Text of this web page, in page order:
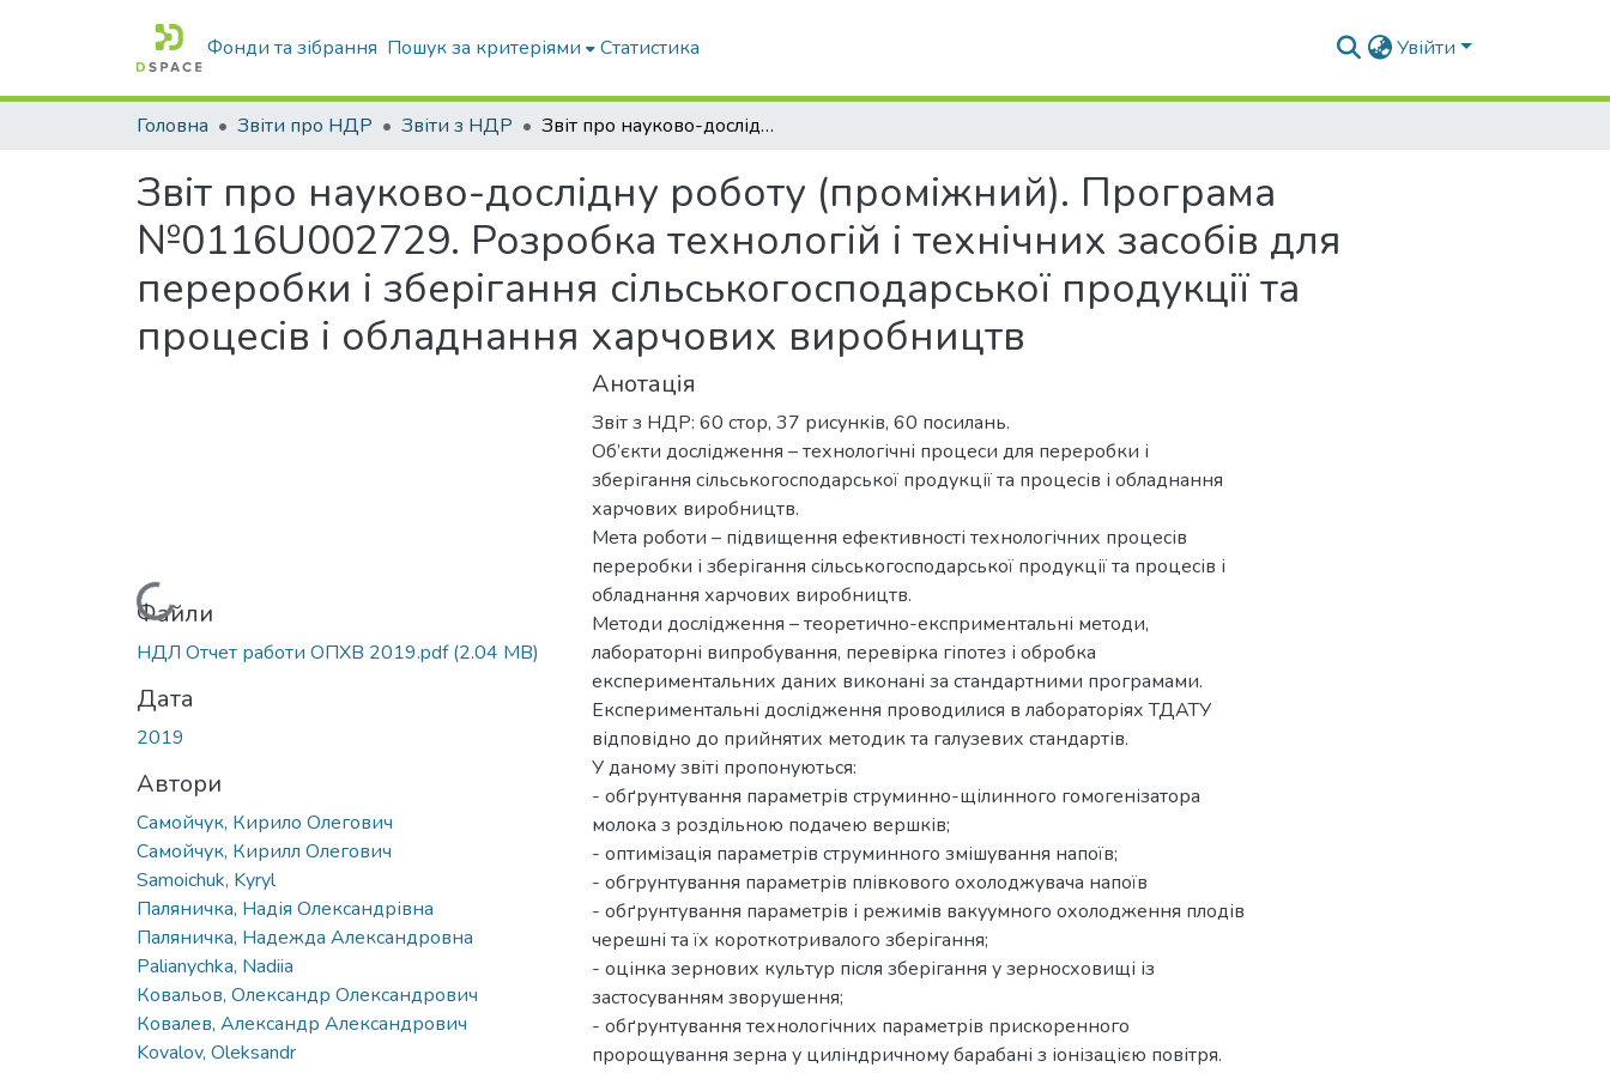
Фонди та зібрання Пошук за критеріями Статистика Увійти
Головна Звіти про НДР Звіти з НДР Звіт про науково-дослідну роботу (проміжний). Програма №0116U002729. Розробка технологій і технічних засобів для переробки і зберігання сільськогосподарської продукції та процесів і обладнання харчових виробництв
Звіт про науково-дослідну роботу (проміжний). Програма
№0116U002729. Розробка технологій і технічних засобів для
переробки і зберігання сільськогосподарської продукції та
процесів і обладнання харчових виробництв
Вантажиться...
Файли
НДЛ Отчет работи ОПХВ 2019.pdf(2.04 MB)
Дата
2019
Автори
Самойчук, Кирило Олегович
Самойчук, Кирилл Олегович
Samoichuk, Kyryl
Паляничка, Надія Олександрівна
Паляничка, Надежда Александровна
Palianychka, Nadiia
Ковальов, Олександр Олександрович
Ковалев, Александр Александрович
Kovalov, Oleksandr
Анотація
Звіт з НДР: 60 стор, 37 рисунків, 60 посилань.
Об’єкти дослідження – технологічні процеси для переробки і
зберігання сільськогосподарської продукції та процесів і обладнання
харчових виробництв.
Мета роботи – підвищення ефективності технологічних процесів
переробки і зберігання сільськогосподарської продукції та процесів і
обладнання харчових виробництв.
Методи дослідження – теоретично-експриментальні методи,
лабораторні випробування, перевірка гіпотез і обробка
експериментальних даних виконані за стандартними програмами.
Експериментальні дослідження проводилися в лабораторіях ТДАТУ
відповідно до прийнятих методик та галузевих стандартів.
У даному звіті пропонуються:
- обґрунтування параметрів струминно-щілинного гомогенізатора
молока з роздільною подачею вершків;
- оптимізація параметрів струминного змішування напоїв;
- обгрунтування параметрів плівкового охолоджувача напоїв
- обґрунтування параметрів і режимів вакуумного охолодження плодів
черешні та їх короткотривалого зберігання;
- оцінка зернових культур після зберігання у зерносховищі із
застосуванням зворушення;
- обґрунтування технологічних параметрів прискоренного
пророщування зерна у циліндричному барабані з іонізацією повітря.